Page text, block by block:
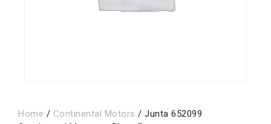
Home / Continental Motors / Junta 652099